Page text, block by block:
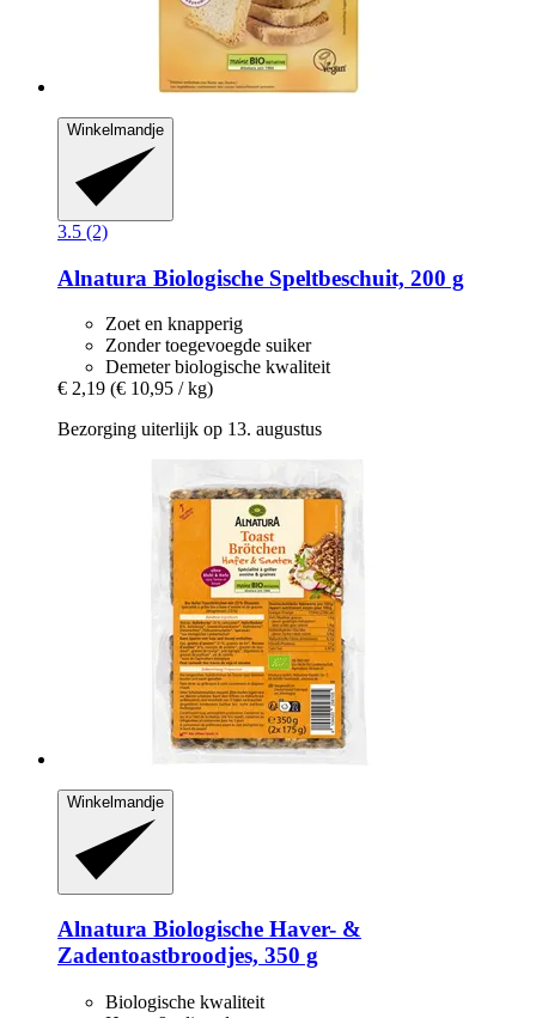
Winkelmandje
3.5 (2)
Alnatura Biologische Speltbeschuit, 200 g
Zoet en knapperig
Zonder toegevoegde suiker
Demeter biologische kwaliteit
€ 2,19 (€ 10,95 / kg)
Bezorging uiterlijk op 13. augustus
Winkelmandje
Alnatura Biologische Haver-​ &
Zadentoastbroodjes, 350 g
Biologische kwaliteit